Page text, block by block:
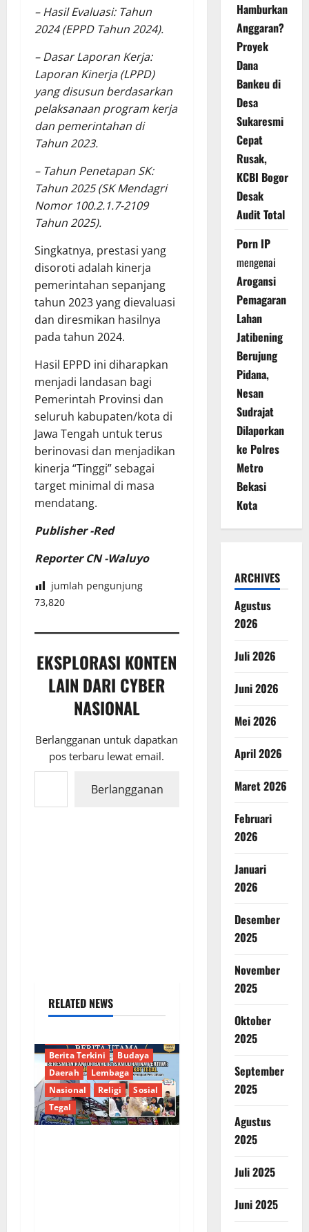
– Hasil Evaluasi: Tahun
2024 (EPPD Tahun 2024).
– Dasar Laporan Kerja:
Laporan Kinerja (LPPD)
yang disusun berdasarkan
pelaksanaan program kerja
dan pemerintahan di
Tahun 2023.
– Tahun Penetapan SK:
Tahun 2025 (SK Mendagri
Nomor 100.2.1.7-2109
Tahun 2025).
Singkatnya, prestasi yang
disoroti adalah kinerja
pemerintahan sepanjang
tahun 2023 yang dievaluasi
dan diresmikan hasilnya
pada tahun 2024.
Hasil EPPD ini diharapkan
menjadi landasan bagi
Pemerintah Provinsi dan
seluruh kabupaten/kota di
Jawa Tengah untuk terus
berinovasi dan menjadikan
kinerja “Tinggi” sebagai
target minimal di masa
mendatang.
Publisher -Red
Reporter CN -Waluyo
jumlah pengunjung
73,820
EKSPLORASI KONTEN
LAIN DARI CYBER
NASIONAL
Berlangganan untuk dapatkan
pos terbaru lewat email.
Ketikkan email Anda...
Berlangganan
RELATED NEWS
Berita Terkini
Budaya
Daerah
Lembaga
Nasional
Religi
Sosial
Tegal
Hamburkan
Anggaran?
Proyek
Dana
Bankeu di
Desa
Sukaresmi
Cepat
Rusak,
KCBI Bogor
Desak
Audit Total
Porn IP
mengenai
Arogansi
Pemagaran
Lahan
Jatibening
Berujung
Pidana,
Nesan
Sudrajat
Dilaporkan
ke Polres
Metro
Bekasi
Kota
ARCHIVES
Agustus
2026
Juli 2026
Juni 2026
Mei 2026
April 2026
Maret 2026
Februari
2026
Januari
2026
Desember
2025
November
2025
Oktober
2025
September
2025
Agustus
2025
Juli 2025
Juni 2025